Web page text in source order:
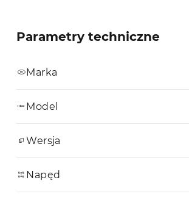
Parametry techniczne
Marka
Model
Wersja
Napęd